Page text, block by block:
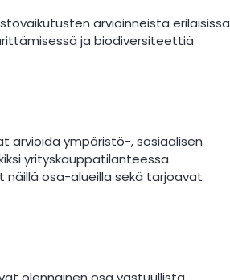
arvioinneista erilaisissa
ja biodiversiteettiä
arvioida ympäristö-, sosiaalisen
yrityskauppatilanteessa.
osa-alueilla sekä tarjoavat